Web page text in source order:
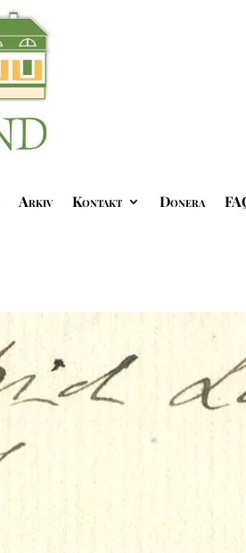
Arkiv Kontakt Donera